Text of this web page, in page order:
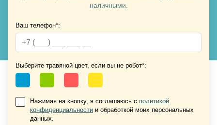
Хочу такую
Хочу такую
наличными.
Ваш телефон*:
Выберите травяной цвет, если вы не робот*:
Нажимая на кнопку, я соглашаюсь с политикой
конфиденциальности и обработкой моих персональных
данных.